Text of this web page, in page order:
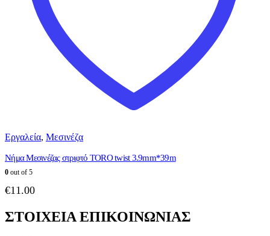
Εργαλεία, Μεσινέζα
Νήμα Μεσινέζας στριφτό TORO twist 3.9mm*39m
0 out of 5
€11.00
ΣΤΟΙΧΕΙΑ ΕΠΙΚΟΙΝΩΝΙΑΣ